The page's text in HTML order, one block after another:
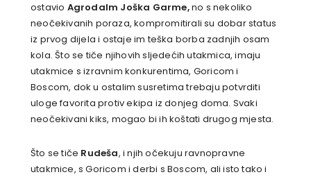
ostavio Agrodalm Joška Garme,no s nekoliko
neočekivanih poraza, kompromitirali su dobar status
iz prvog dijela i ostaje im teška borba zadnjih osam
kola. Što se tiče njihovih sljedećih utakmica, imaju
utakmice s izravnim konkurentima, Goricom i
Boscom, dok u ostalim susretima trebaju potvrditi
uloge favorita protiv ekipa iz donjeg doma. Svaki
neočekivani kiks, mogao bi ih koštati drugog mjesta.
Što se tiče Rudeša, i njih očekuju ravnopravne
utakmice, s Goricom i derbi s Boscom, ali isto tako i